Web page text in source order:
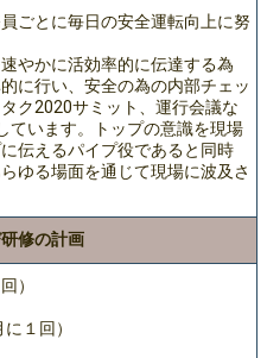
ごとに毎日の安全運転向上に努
やかに活効率的に伝達する為
に行い、安全の為の内部チェッ
ク2020サミット、運行会議な
ています。トップの意識を現場
伝えるパイプ役であると同時
ゆる場面を通じて現場に波及さ
修の計画
）
１回）